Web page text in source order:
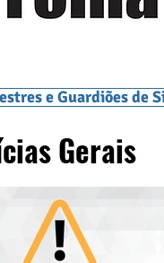
e Guardiões de
Gerais